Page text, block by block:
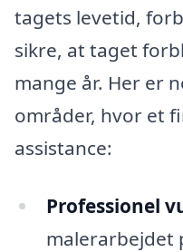
tagets levetid,
sikre, at taget
mange år. Her er
områder, hvor et
assistance:
Professionel
malerarbejdet